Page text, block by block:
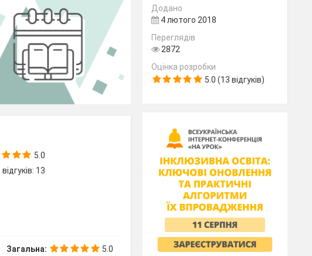
5.0
13
Загальна:
5.0
Додано
4 лютого 2018
Переглядів
2872
Оцінка розробки
5.0 (13 відгуків)